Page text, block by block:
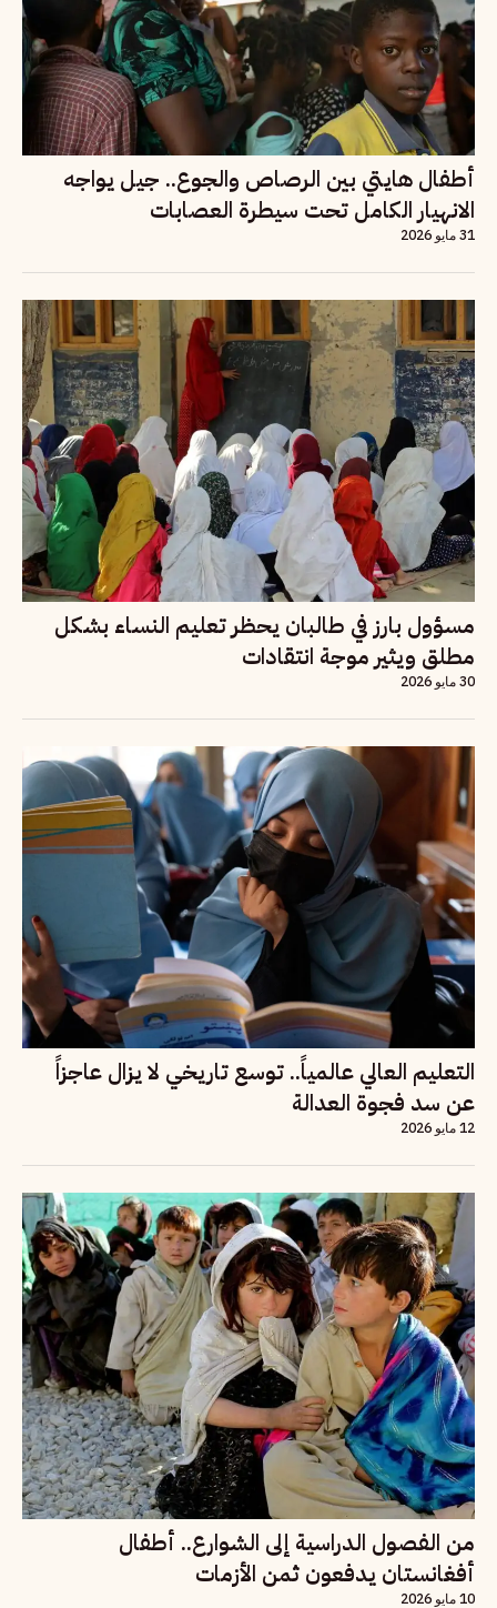
أطفال هايتي بين الرصاص والجوع.. جيل يواجه
الانهيار الكامل تحت سيطرة العصابات
31 مايو 2026
مسؤول بارز في طالبان يحظر تعليم النساء بشكل
مطلق ويثير موجة انتقادات
30 مايو 2026
التعليم العالي عالمياً.. توسع تاريخي لا يزال عاجزاً
عن سد فجوة العدالة
12 مايو 2026
من الفصول الدراسية إلى الشوارع.. أطفال
أفغانستان يدفعون ثمن الأزمات
10 مايو 2026